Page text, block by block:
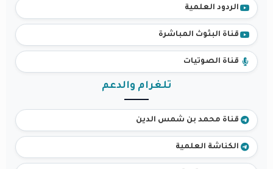
الردود العلمية
قناة البثوث المباشرة
قناة الصوتيات
تلغرام والدعم
قناة محمد بن شمس الدين
الكناشة العلمية